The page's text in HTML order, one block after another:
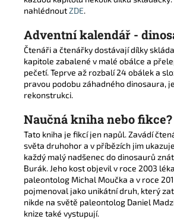
nahlédnoutZDE.
Adventní kalendář -
Čtenáři a čtenářky dostávají dílky
kapitole zabalené v malé obálce a
pečetí. Teprve až rozbalí 24 obálek a
pravou podobu záhadného dinosaura,
rekonstrukci.
Naučná kniha nebo fikce?
Tato kniha je fikcí jen napůl. Zavádí
světa druhohor a v příbězích jim
každý malý nadšenec do dinosaurů
Burák. Jeho kost objevil v roce 2003
paleontolog Michal Moučka a v roce
pojmenoval jako unikátní druh, který
nikde na světě paleontolog Daniel
knize také vystupují.